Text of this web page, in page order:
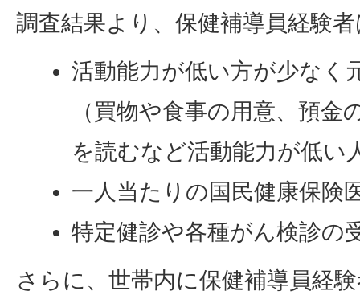
調査結果より、保健補導員経験
活動能力が低い方が少なく
（買物や食事の用意、預金
を読むなど活動能力が低い
一人当たりの国民健康保険
特定健診や各種がん検診の
さらに、世帯内に保健補導員経